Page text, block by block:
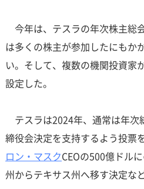
今年は、テスラの年次株主総
は多くの株主が参加したにもか
い。そして、複数の機関投資家
設定した。
テスラは2024年、通常は年次
締役会決定を支持するよう投票
ロン・マスクCEOの500億ドル
州からテキサス州へ移す決定な